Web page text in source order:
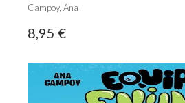
Campoy, Ana
8,95 €